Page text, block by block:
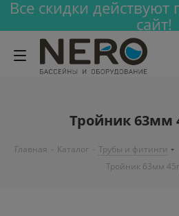
Все скидки действуют
сайт!
Тройник 63мм
Главная - Каталог - Трубы и фитинги
Тройник 63мм